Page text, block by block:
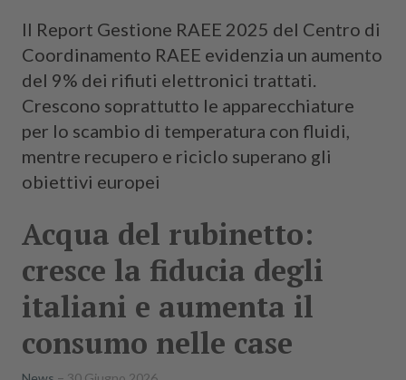
Il Report Gestione RAEE 2025 del Centro di
Coordinamento RAEE evidenzia un aumento
del 9% dei rifiuti elettronici trattati.
Crescono soprattutto le apparecchiature
per lo scambio di temperatura con fluidi,
mentre recupero e riciclo superano gli
obiettivi europei
Acqua del rubinetto:
cresce la fiducia degli
italiani e aumenta il
consumo nelle case